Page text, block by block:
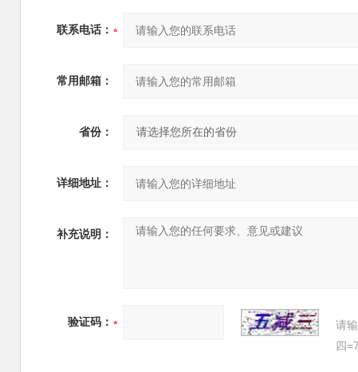
联系电话：
常用邮箱：
省份：
详细地址：
补充说明：
验证码：
请
四=7